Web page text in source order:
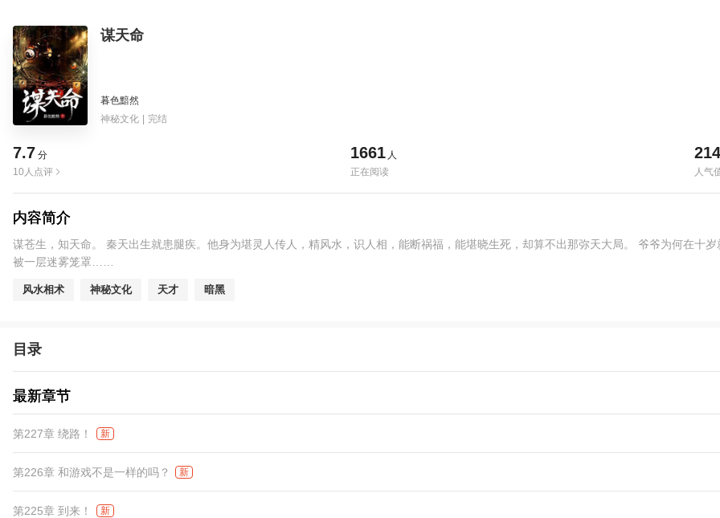
谋天命
暮色黯然
神秘文化 | 完结
7.7 分
10人点评
1661 人
正在阅读
人气
内容简介
谋苍生，知天命。 秦天出生就患腿疾。他身为堪灵人传人，精风水，识人相，能断祸福，能堪晓生死，却算不出那弥天大局。 爷爷为何在十
被一层迷雾笼罩……
风水相术 神秘文化 天才 暗黑
目录
最新章节
第227章 绕路！ 新
第226章 和游戏不是一样的吗？ 新
第225章 到来！ 新